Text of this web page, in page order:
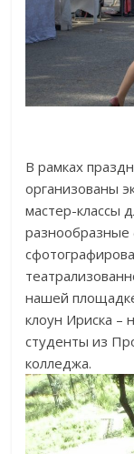
В рамках
организованы
мастер-классы
разнообразные
нашей
клоун Ириска –
студенты из
колледжа.